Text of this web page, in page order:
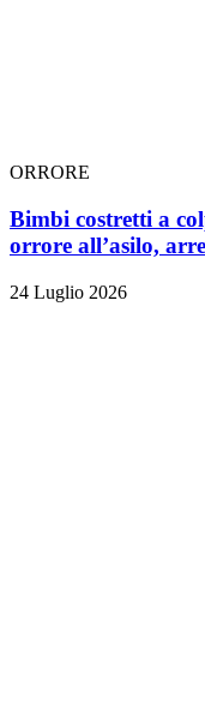
ORRORE
Bimbi costretti a
orrore all’asilo,
24 Luglio 2026